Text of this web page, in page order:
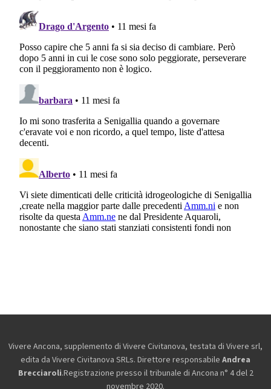
Vivere Ancona, supplemento di Vivere Civitanova, testata di Vivere srl,
edita da Vivere Civitanova SRLs. Direttore responsabile Andrea
Brecciaroli.Registrazione presso il tribunale di Ancona n° 4 del 2
novembre 2020.